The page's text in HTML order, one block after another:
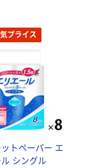
プライス
ットペーパー エ
ル シングル